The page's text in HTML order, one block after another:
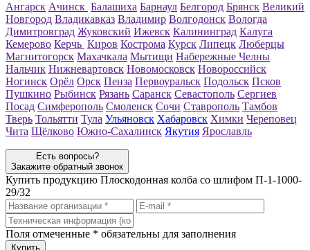
Ангарск Ачинск Балашиха Барнаул Белгород Брянск Великий
Новгород Владикавказ Владимир Волгодонск Вологда
Димитровград Жуковский Ижевск Калининград Калуга
Кемерово Керчь Киров Кострома Курск Липецк Люберцы
Магнитогорск Махачкала Мытищи Набережные Челны
Нальчик Нижневартовск Новомосковск Новороссийск
Ногинск Орёл Орск Пенза Первоуральск Подольск Псков
Пушкино Рыбинск Рязань Саранск Севастополь Сергиев
Посад Симферополь Смоленск Сочи Ставрополь Тамбов
Тверь Тольятти Тула Ульяновск Хабаровск Химки Череповец
Чита Щёлково Южно-Сахалинск Якутия Ярославль
Есть вопросы?
Закажите обратный звонок
Купить продукцию Плоскодонная колба со шлифом П-1-1000-
29/32
Поля отмеченные * обязательны для заполнения